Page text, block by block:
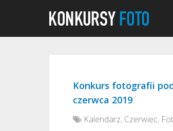
Konkurs fotografii
czerwca 2019
Kalendarz, Czerwiec,